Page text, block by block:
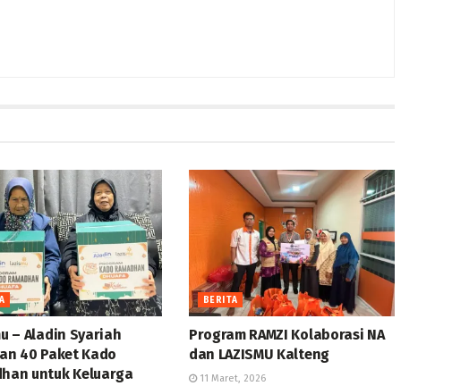
– Aladin Syariah
40 Paket Kado
untuk Keluarga
BERITA
Program RAMZI Kolaborasi NA
dan LAZISMU Kalteng
11 Maret, 2026